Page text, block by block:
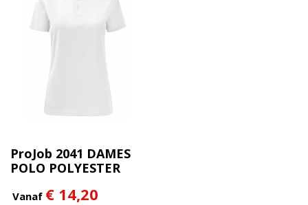
ProJob 2041 DAMES
POLO POLYESTER
Vanaf € 14,20